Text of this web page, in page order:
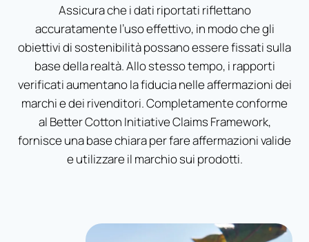
Assicura che i dati riportati riflettano
accuratamente l’uso effettivo, in modo che gli
obiettivi di sostenibilità possano essere fissati sulla
base della realtà. Allo stesso tempo, i rapporti
verificati aumentano la fiducia nelle affermazioni dei
marchi e dei rivenditori. Completamente conforme
al Better Cotton Initiative Claims Framework,
fornisce una base chiara per fare affermazioni valide
e utilizzare il marchio sui prodotti.